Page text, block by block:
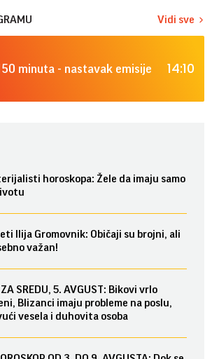
Vidi sve
minuta - nastavak emisije 14:10
horoskopa: Žele da imaju samo
Ilija Gromovnik: Običaji su brojni, ali
važan!
ZA SREDU, 5. AVGUST: Bikovi vrlo
Blizanci imaju probleme na poslu,
vesela i duhovita osoba